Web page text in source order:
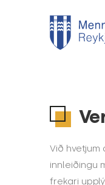
Við
innleiðingu
frekari